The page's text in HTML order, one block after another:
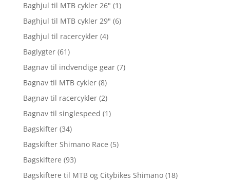
Baghjul til MTB cykler 26" (1)
Baghjul til MTB cykler 29" (6)
Baghjul til racercykler (4)
Baglygter (61)
Bagnav til indvendige gear (7)
Bagnav til MTB cykler (8)
Bagnav til racercykler (2)
Bagnav til singlespeed (1)
Bagskifter (34)
Bagskifter Shimano Race (5)
Bagskiftere (93)
Bagskiftere til MTB og Citybikes Shimano (18)